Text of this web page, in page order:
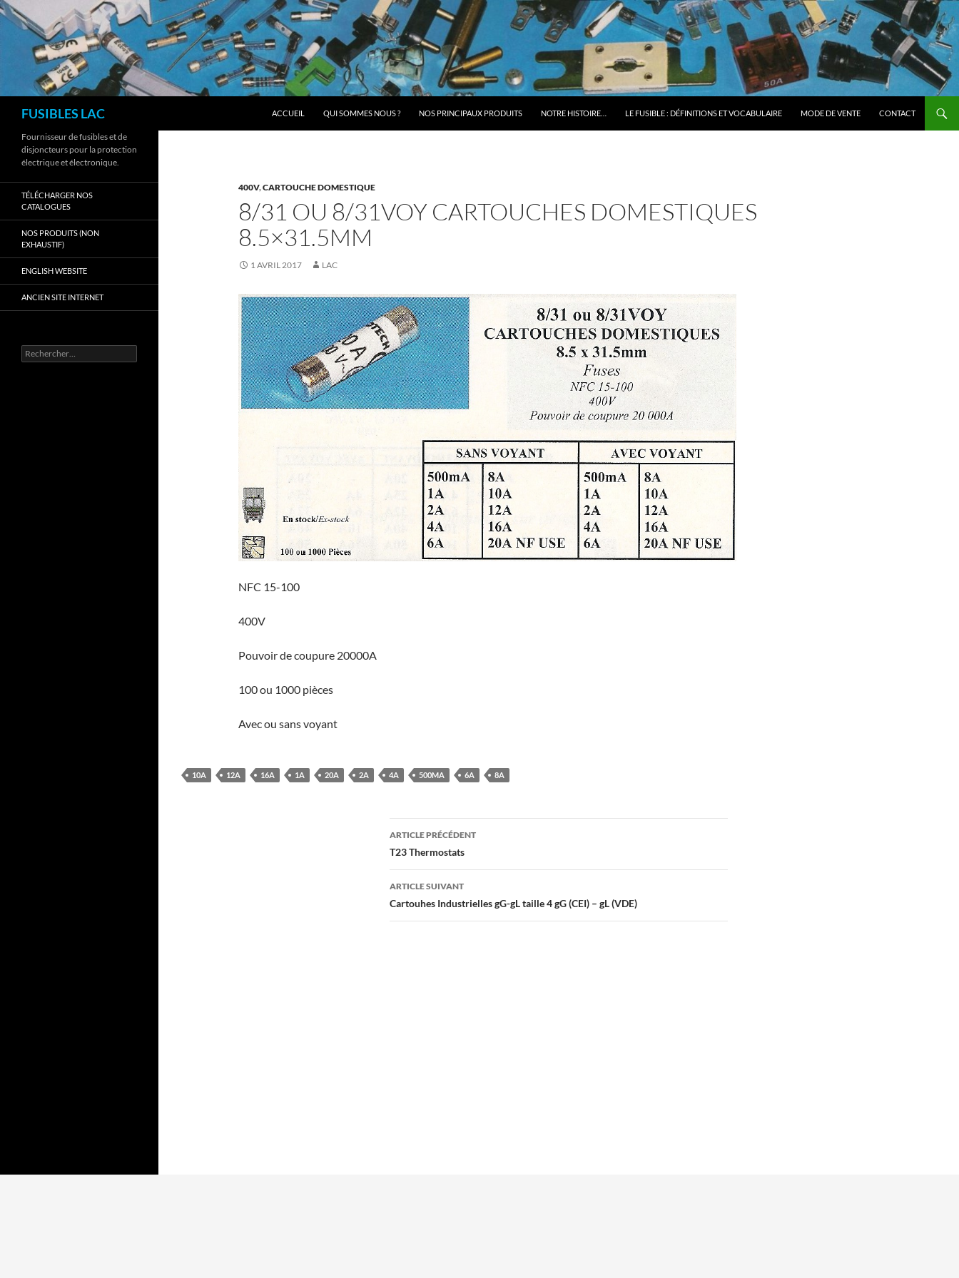
Aller
au
contenu
FUSIBLES LAC ACCUEIL QUI SOMMES NOUS ? NOS PRINCIPAUX PRODUITS NOTRE HISTOIRE… LE FUSIBLE : DÉFINITIONS ET VOCABULAIRE MODE DE VENTE CONTACT
400V,CARTOUCHE DOMESTIQUE
8/31 OU 8/31VOY CARTOUCHES DOMESTIQUES
8.5×31.5MM
1 AVRIL 2017 LAC
NFC 15-100
400V
Pouvoir de coupure 20000A
100 ou 1000 pièces
Avec ou sans voyant
10A 12A 16A 1A 20A 2A 4A 500MA 6A 8A
Navigation
des
articles
ARTICLE PRÉCÉDENT
T23 Thermostats
ARTICLE SUIVANT
Cartouhes Industrielles gG-gL taille 4 gG (CEI) – gL (VDE)
Fournisseur de fusibles et de
disjoncteurs pour la protection
électrique et électronique.
TÉLÉCHARGER NOS
CATALOGUES
NOS PRODUITS (NON
EXHAUSTIF)
ENGLISH WEBSITE
ANCIEN SITE INTERNET
Rechercher :